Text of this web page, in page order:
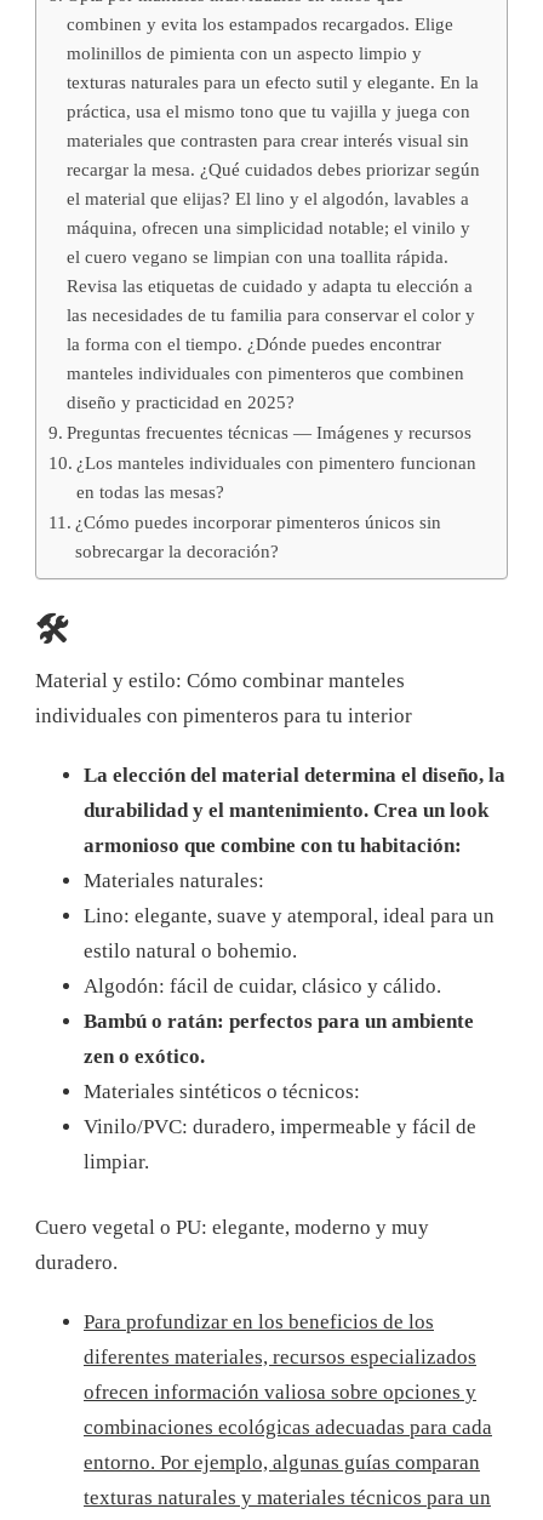
combinen y evita los estampados recargados. Elige
molinillos de pimienta con un aspecto limpio y
texturas naturales para un efecto sutil y elegante. En la
práctica, usa el mismo tono que tu vajilla y juega con
materiales que contrasten para crear interés visual sin
recargar la mesa. ¿Qué cuidados debes priorizar según
el material que elijas? El lino y el algodón, lavables a
máquina, ofrecen una simplicidad notable; el vinilo y
el cuero vegano se limpian con una toallita rápida.
Revisa las etiquetas de cuidado y adapta tu elección a
las necesidades de tu familia para conservar el color y
la forma con el tiempo. ¿Dónde puedes encontrar
manteles individuales con pimenteros que combinen
diseño y practicidad en 2025?
Preguntas frecuentes técnicas — Imágenes y recursos
¿Los manteles individuales con pimentero funcionan
en todas las mesas?
¿Cómo puedes incorporar pimenteros únicos sin
sobrecargar la decoración?
🛠️
Material y estilo: Cómo combinar manteles
individuales con pimenteros para tu interior
La elección del material determina el diseño, la
durabilidad y el mantenimiento. Crea un look
armonioso que combine con tu habitación:
Materiales naturales:
Lino: elegante, suave y atemporal, ideal para un
estilo natural o bohemio.
Algodón: fácil de cuidar, clásico y cálido.
Bambú o ratán: perfectos para un ambiente
zen o exótico.
Materiales sintéticos o técnicos:
Vinilo/PVC: duradero, impermeable y fácil de
limpiar.
Cuero vegetal o PU: elegante, moderno y muy
duradero.
Para profundizar en los beneficios de los
diferentes materiales, recursos especializados
ofrecen información valiosa sobre opciones y
combinaciones ecológicas adecuadas para cada
entorno. Por ejemplo, algunas guías comparan
texturas naturales y materiales técnicos para un